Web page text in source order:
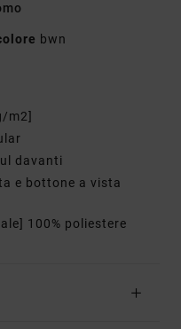
bwn
m2]
davanti
e bottone a vista
100% poliestere